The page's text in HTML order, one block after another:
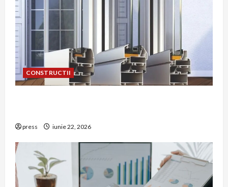
CONSTRUCTII
press iunie 22, 2026